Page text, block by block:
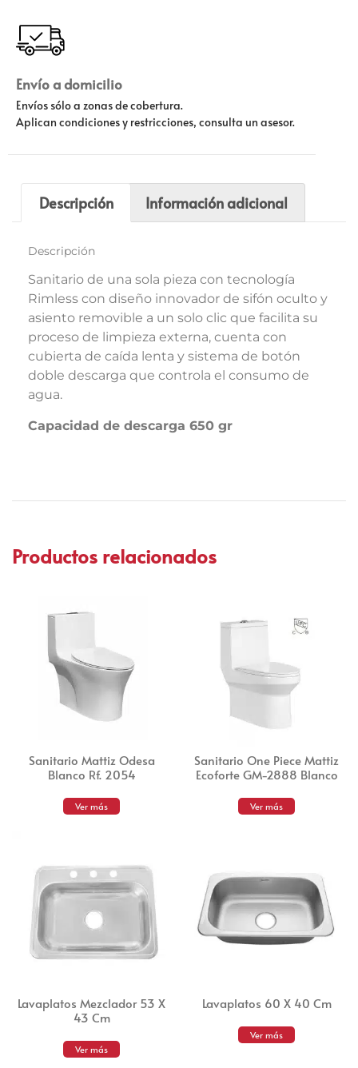
Envío a domicilio
Envíos sólo a zonas de cobertura.
Aplican condiciones y restricciones, consulta un asesor.
Descripción Información adicional
Descripción
Sanitario de una sola pieza con tecnología
Rimless con diseño innovador de sifón oculto y
asiento removible a un solo clic que facilita su
proceso de limpieza externa, cuenta con
cubierta de caída lenta y sistema de botón
doble descarga que controla el consumo de
agua.
Capacidad de descarga 650 gr
Productos relacionados
Sanitario Mattiz Odesa
Blanco Rf. 2054
Ver más
Sanitario One Piece Mattiz
Ecoforte GM-2888 Blanco
Ver más
Lavaplatos Mezclador 53 X
43 Cm
Ver más
Lavaplatos 60 X 40 Cm
Ver más